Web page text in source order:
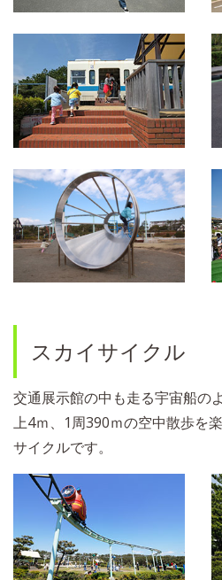
スカイサイクル
交通展示館の中も走る宇宙船の
上4ｍ、1周390ｍの空中散歩を
サイクルです。